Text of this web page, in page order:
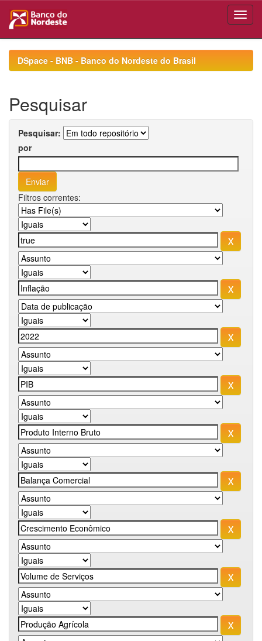
navigationDSpace - BNB - Banco do Nordeste do Brasil
Pesquisar
Pesquisar:
por
Filtros correntes: